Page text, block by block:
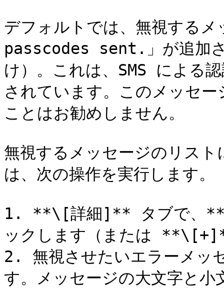
デフォルトでは、無視するメ
passcodes sent.」が追加
け）。これは、SMS による
されています。このメッセ
ことはお勧めしません。
無視するメッセージのリス
は、次の操作を実行します。
1. **\[詳細]** タブで、
ックします（または
2. 無視させたいエラーメッ
す。メッセージの大文字と